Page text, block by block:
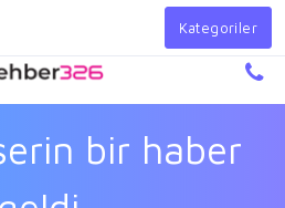
Giriş Yap
bir haber
Kategoriler